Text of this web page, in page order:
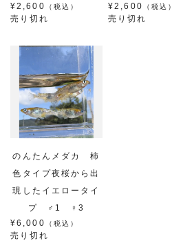
¥2,600
（税込）
売り切れ
¥2,600
（税込）
売り切れ
のんたんメダカ 柿
色タイプ夜桜から出
現したイエロータイ
プ ♂1 ♀3
¥6,000
（税込）
売り切れ